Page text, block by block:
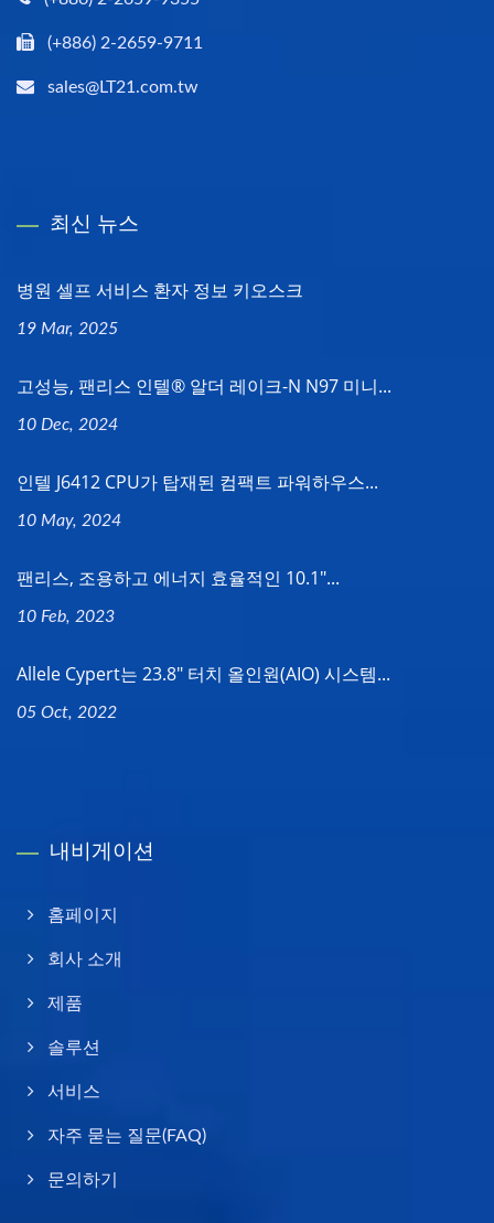
(+886) 2-2659-9711
sales@LT21.com.tw
최신 뉴스
병원 셀프 서비스 환자 정보 키오스크
19 Mar, 2025
고성능, 팬리스 인텔® 알더 레이크-N N97 미니...
10 Dec, 2024
인텔 J6412 CPU가 탑재된 컴팩트 파워하우스...
10 May, 2024
팬리스, 조용하고 에너지 효율적인 10.1"...
10 Feb, 2023
Allele Cypert는 23.8" 터치 올인원(AIO) 시스템...
05 Oct, 2022
내비게이션
홈페이지
회사 소개
제품
솔루션
서비스
자주 묻는 질문(FAQ)
문의하기